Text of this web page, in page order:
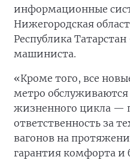
информационные
Нижегородская
Республика
машиниста.
«Кроме того, все
метро обслуживаются
жизненного цикла —
ответственность за
вагонов на
гарантия комфорта и